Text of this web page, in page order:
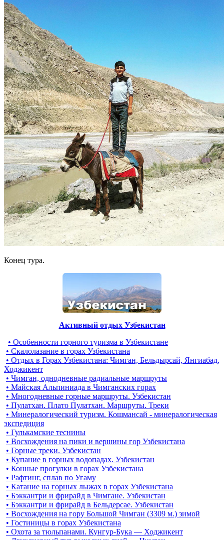
Конец тура.
Активный отдых Узбекистан
• Особенности горного туризма в Узбекистане
• Скалолазание в горах Узбекистана
• Отдых в Горах Узбекистана: Чимган, Бельдырсай, Янгиабад,
Ходжикент
• Чимган, однодневные радиальные маршруты
• Майская Альпиниада в Чимганских горах
• Многодневные горные маршруты. Узбекистан
• Пулатхан. Плато Пулатхан. Маршруты. Треки
• Минералогический туризм. Кошмансай - минералогическая
экспедиция
• Гулькамские теснины
• Восхождения на пики и вершины гор Узбекистана
• Горные треки. Узбекистан
• Купание в горных водопадах. Узбекистан
• Конные прогулки в горах Узбекистана
• Рафтинг, сплав по Угаму
• Катание на горных лыжах в горах Узбекистана
• Бэккантри и фрирайд в Чимгане. Узбекистан
• Бэккантри и фрирайд в Бельдерсае. Узбекистан
• Восхождения на гору Большой Чимган (3309 м.) зимой
• Гостиницы в горах Узбекистана
• Охота за тюльпанами. Кунгур-Бука — Ходжикент